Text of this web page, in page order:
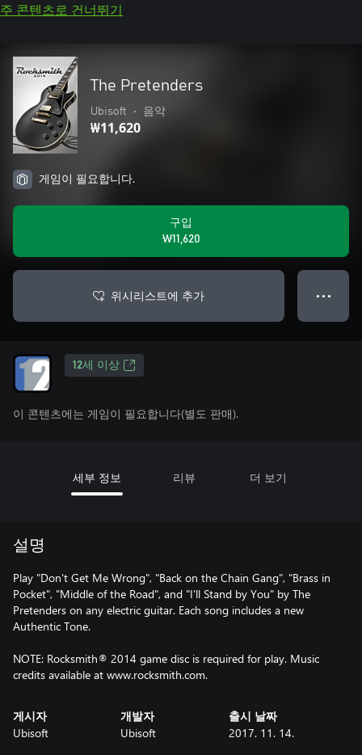
주 콘텐츠로 건너뛰기
The Pretenders
Ubisoft • 음악
₩11,620
게임이 필요합니다.
구입
₩11,620
위시리스트에 추가 ● ● ●
12세 이상
이 콘텐츠에는 게임이 필요합니다(별도 판매).
세부 정보 리뷰 더 보기
설명
Play "Don't Get Me Wrong", "Back on the Chain Gang", "Brass in
Pocket", "Middle of the Road", and "I'll Stand by You" by The
Pretenders on any electric guitar. Each song includes a new
Authentic Tone.
NOTE: Rocksmith® 2014 game disc is required for play. Music
credits available at www.rocksmith.com.
게시자
Ubisoft
개발자
Ubisoft
출시 날짜
2017. 11. 14.